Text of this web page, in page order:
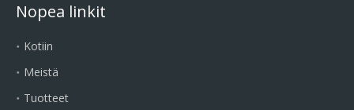
Nopea linkit
Kotiin
Meistä
Tuotteet